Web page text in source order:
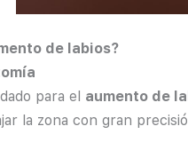
de labios?
para el aumento de
la zona con gran